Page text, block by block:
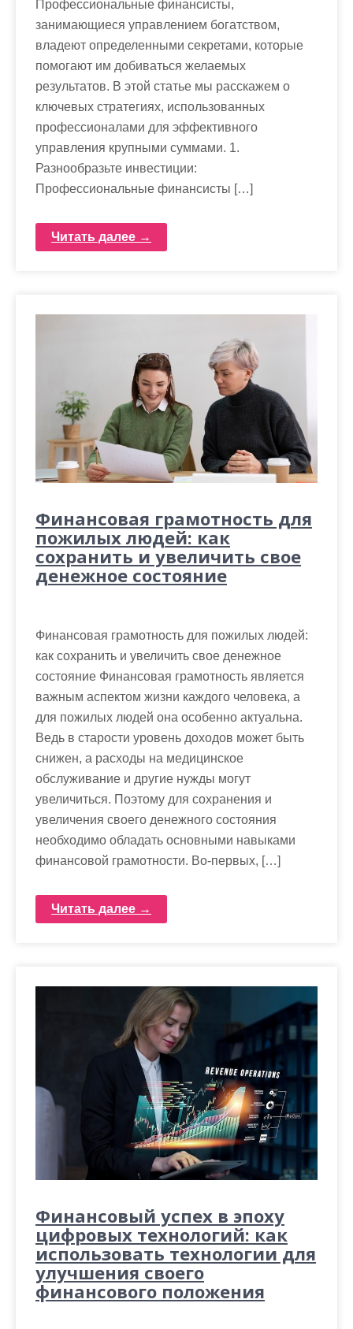
Профессиональные финансисты,
занимающиеся управлением богатством,
владеют определенными секретами, которые
помогают им добиваться желаемых
результатов. В этой статье мы расскажем о
ключевых стратегиях, использованных
профессионалами для эффективного
управления крупными суммами. 1.
Разнообразьте инвестиции:
Профессиональные финансисты […]
Читать далее →
Финансовая грамотность для
пожилых людей: как
сохранить и увеличить свое
денежное состояние
Финансовая грамотность для пожилых людей:
как сохранить и увеличить свое денежное
состояние Финансовая грамотность является
важным аспектом жизни каждого человека, а
для пожилых людей она особенно актуальна.
Ведь в старости уровень доходов может быть
снижен, а расходы на медицинское
обслуживание и другие нужды могут
увеличиться. Поэтому для сохранения и
увеличения своего денежного состояния
необходимо обладать основными навыками
финансовой грамотности. Во-первых, […]
Читать далее →
Финансовый успех в эпоху
цифровых технологий: как
использовать технологии для
улучшения своего
финансового положения